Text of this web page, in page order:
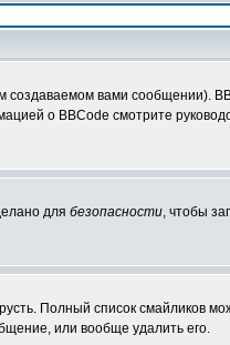
вами сообщении).
о BBCode смотрите
для безопасности, чтобы
Полный список смайликов
или вообще удалить его.